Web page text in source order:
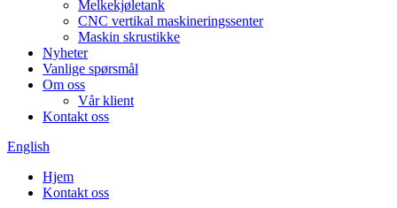
Melkekjøletank
CNC vertikal maskineringssenter
Maskin skrustikke
Nyheter
Vanlige spørsmål
Om oss
Vår klient
Kontakt oss
English
Hjem
Kontakt oss